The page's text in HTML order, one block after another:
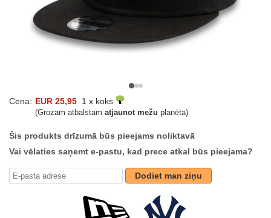
Cena: EUR 25,95 1 x koks
(Grozam atbalstam atjaunot mežu planēta)
Šis produkts drīzumā būs pieejams noliktavā
Vai vēlaties saņemt e-pastu, kad prece atkal būs pieejama?
Dodiet man ziņu